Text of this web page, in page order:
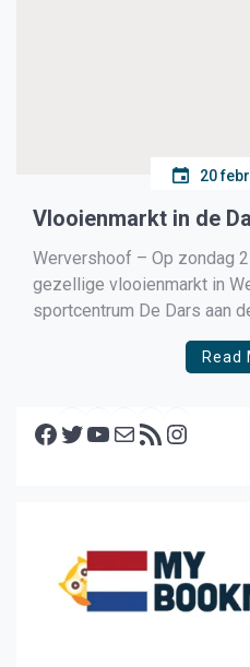
20
Vlooienmarkt in de
Wervershoof – Op zondag
gezellige vlooienmarkt in
sportcentrum De Dars aan
dag weer vele kramen
wachten op koopjesjagers,
antiek en […]
Read
Facebook Twitter YouTube E-mail RSS feed